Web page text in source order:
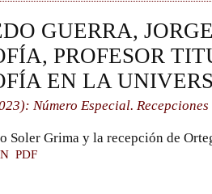
GUERRA,
PROFESOR
EN LA
Número Especial.
Soler Grima y la recepción de
PDF